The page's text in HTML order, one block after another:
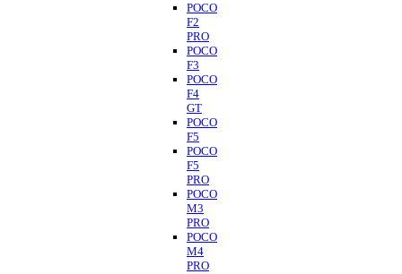
POCO
F2
PRO
POCO
F3
POCO
F4
GT
POCO
F5
POCO
F5
PRO
POCO
M3
PRO
POCO
M4
PRO